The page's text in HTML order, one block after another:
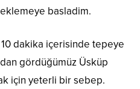
basladim.
dakika içerisinde tepeye
gördüğümüz Üsküp
için yeterli bir sebep.